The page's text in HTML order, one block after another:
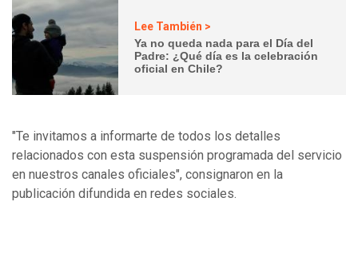
Lee También >
Ya no queda nada para el Día del
Padre: ¿Qué día es la celebración
oficial en Chile?
"Te invitamos a informarte de todos los detalles
relacionados con esta suspensión programada del servicio
en nuestros canales oficiales", consignaron en la
publicación difundida en redes sociales.